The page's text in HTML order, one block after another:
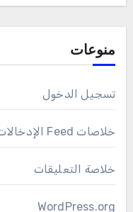
منوعات
تسجيل الدخول
خلاصات Feed الإدخالات
خلاصة التعليقات
WordPress.org